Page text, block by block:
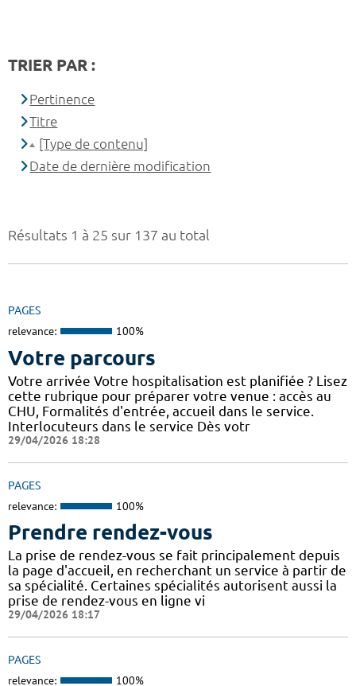
Résultats 1 à 25 sur 137 au total
PAGES
relevance: 100%
Votre parcours
Votre arrivée Votre hospitalisation est planifiée ? Lisez
cette rubrique pour préparer votre venue : accès au
CHU, Formalités d'entrée, accueil dans le service.
Interlocuteurs dans le service Dès votr
29/04/2026 18:28
PAGES
relevance: 100%
Prendre rendez-vous
La prise de rendez-vous se fait principalement depuis
la page d'accueil, en recherchant un service à partir de
sa spécialité. Certaines spécialités autorisent aussi la
prise de rendez-vous en ligne vi
29/04/2026 18:17
PAGES
relevance: 100%
TRIER PAR :
Pertinence
Titre
[Type de contenu]
Date de dernière modification